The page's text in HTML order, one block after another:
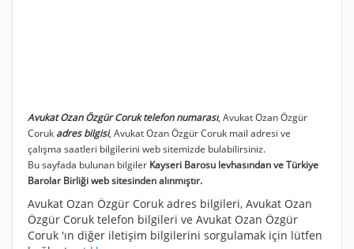
Avukat Ozan Özgür Coruk telefon numarası, Avukat Ozan Özgür
Coruk adres bilgisi, Avukat Ozan Özgür Coruk mail adresi ve
çalışma saatleri bilgilerini web sitemizde bulabilirsiniz.
Bu sayfada bulunan bilgiler Kayseri Barosu levhasından ve Türkiye
Barolar Birliği web sitesinden alınmıştır.
Avukat Ozan Özgür Coruk adres bilgileri, Avukat Ozan
Özgür Coruk telefon bilgileri ve Avukat Ozan Özgür
Coruk 'ın diğer iletişim bilgilerini sorgulamak için lütfen